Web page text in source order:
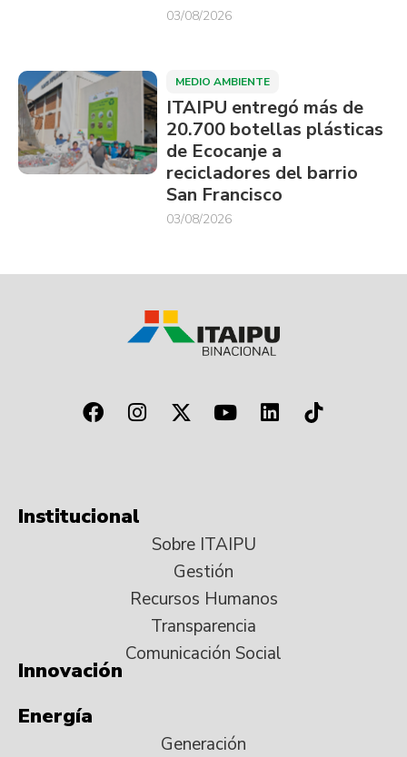
03/08/2026
MEDIO AMBIENTE
ITAIPU entregó más de
20.700 botellas plásticas
de Ecocanje a
recicladores del barrio
San Francisco
03/08/2026
Institucional
Sobre ITAIPU
Gestión
Recursos Humanos
Transparencia
Comunicación Social
Innovación
Energía
Generación